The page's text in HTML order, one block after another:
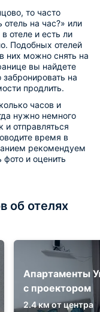
то часто
на час?» или
отеле и есть ли
Подобных отелей
них можно снять на
вы найдете
на
продлить.
часов и
нужно немного
и отправляться
время в
рекомендуем
и оценить
об отелях
Апартаменты
с проектором
2.4 км от центра